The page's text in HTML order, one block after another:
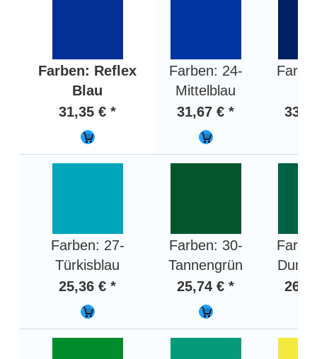
Farben: Reflex
Blau
31,35 € *
Farben: 24-
Mittelblau
31,67 € *
Farben: 27-
Türkisblau
25,36 € *
Farben: 30-
Tannengrün
25,74 € *